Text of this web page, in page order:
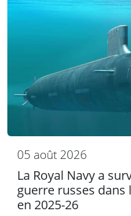
05 août 2026
La Royal Navy a
guerre russes
en 2025-26